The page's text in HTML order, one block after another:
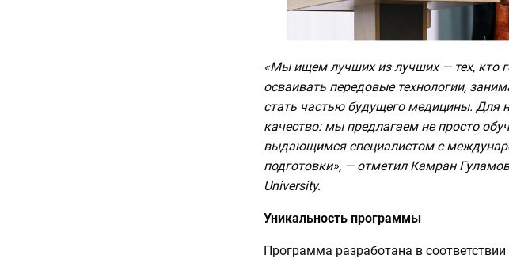
«Мы ищем лучших из лучших — тех, кто
осваивать передовые технологии,
стать частью будущего медицины. Для
качество: мы предлагаем не просто
выдающимся специалистом с
подготовки», — отметил Камран
University.
Уникальность программы
Программа разработана в